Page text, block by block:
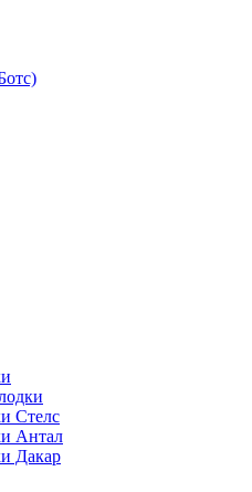
Стелс
Антал
Дакар